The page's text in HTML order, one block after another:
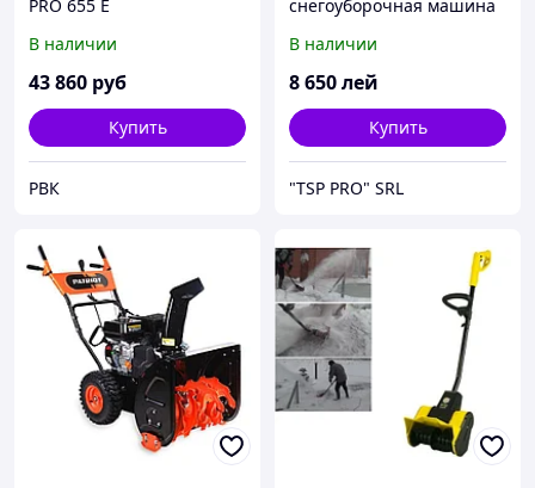
PRO 655 E
В наличии
43 860 руб
Купить
РВК
снегоуборочная машина
В наличии
8 650лей
Купить
"TSP PRO" SRL